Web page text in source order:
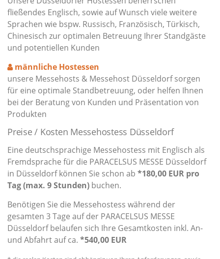
fließendes Englisch, sowie auf Wunsch viele weitere
Sprachen wie bspw. Russisch, Französisch, Türkisch,
Chinesisch zur optimalen Betreuung Ihrer Standgäste
und potentiellen Kunden
männliche Hostessen
unsere Messehosts & Messehost Düsseldorf sorgen
für eine optimale Standbetreuung, oder helfen Ihnen
bei der Beratung von Kunden und Präsentation von
Produkten
Preise / Kosten Messehostess Düsseldorf
Eine deutschsprachige Messehostess mit Englisch als
Fremdsprache für die PARACELSUS MESSE Düsseldorf
in Düsseldorf können Sie schon ab *180,00 EUR pro
Tag (max. 9 Stunden) buchen.
Benötigen Sie die Messehostess während der
gesamten 3 Tage auf der PARACELSUS MESSE
Düsseldorf belaufen sich Ihre Gesamtkosten inkl. An-
und Abfahrt auf ca. *540,00 EUR